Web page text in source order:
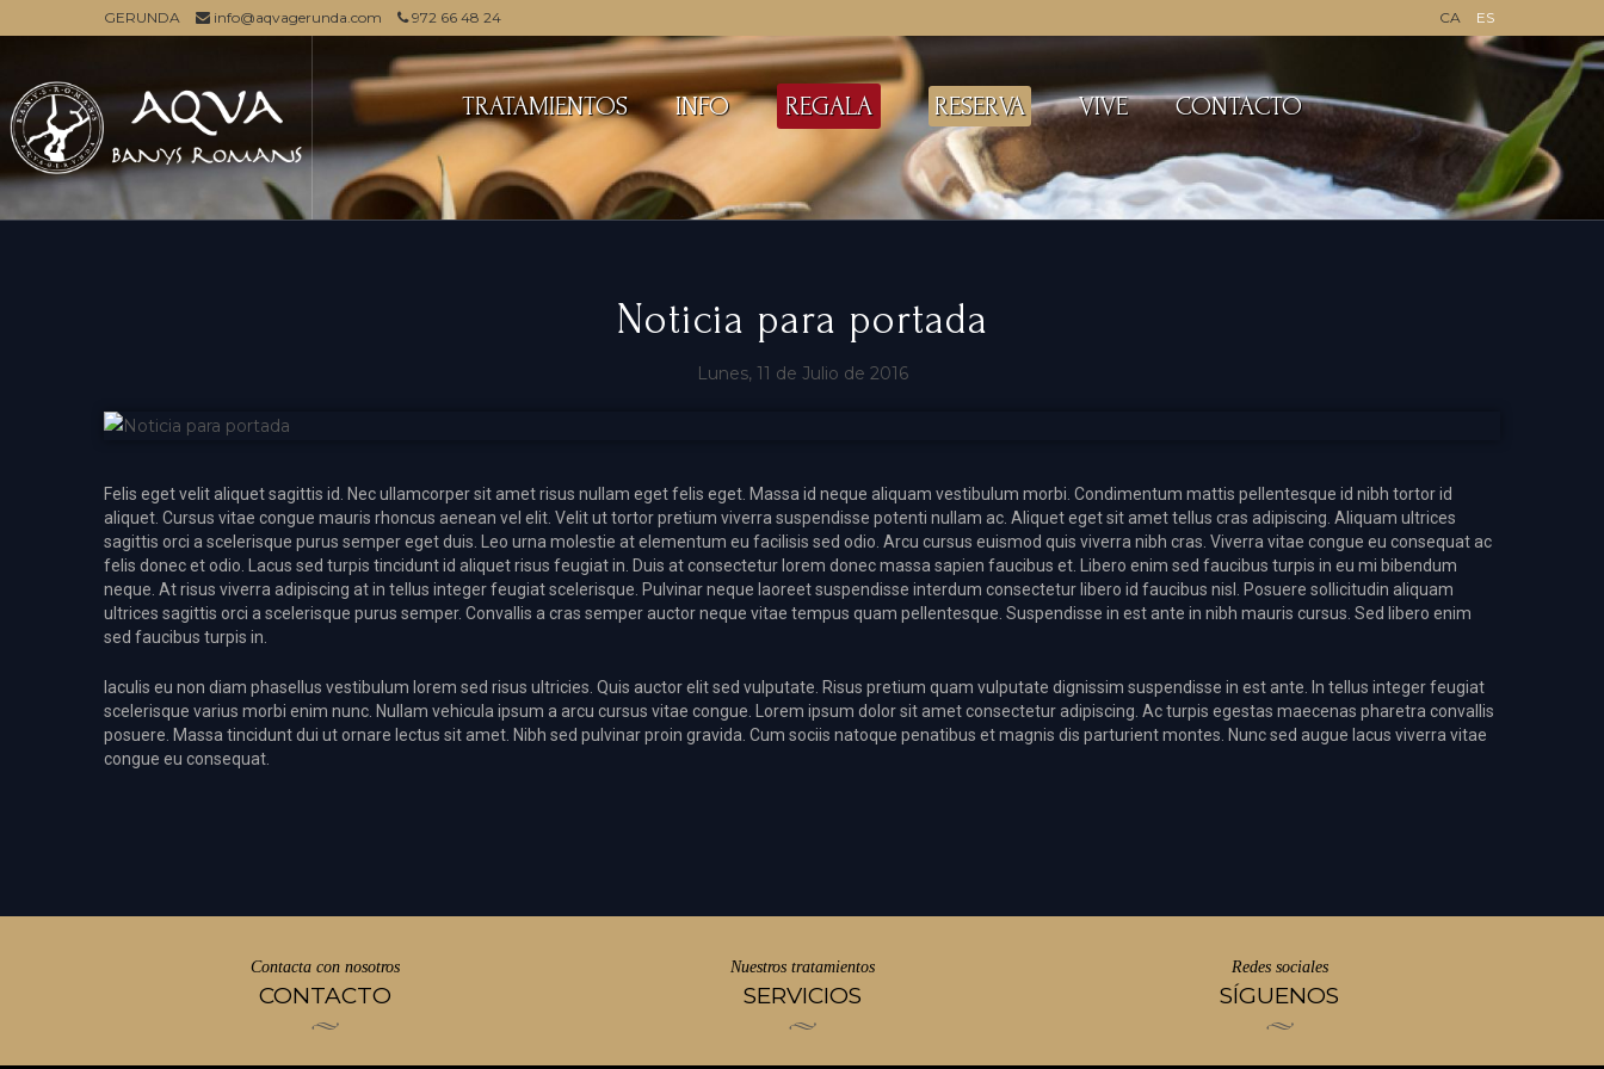
GERUNDA info@aqvagerunda.com 972 66 48 24 CA ES
TRATAMIENTOS INFO REGALA RESERVA VIVE CONTACTO
Noticia para portada
Lunes, 11 de Julio de 2016
Felis eget velit aliquet sagittis id. Nec ullamcorper sit amet risus nullam eget felis eget. Massa id neque aliquam vestibulum morbi. Condimentum mattis pellentesque id nibh tortor id
aliquet. Cursus vitae congue mauris rhoncus aenean vel elit. Velit ut tortor pretium viverra suspendisse potenti nullam ac. Aliquet eget sit amet tellus cras adipiscing. Aliquam ultrices
sagittis orci a scelerisque purus semper eget duis. Leo urna molestie at elementum eu facilisis sed odio. Arcu cursus euismod quis viverra nibh cras. Viverra vitae congue eu consequat ac
felis donec et odio. Lacus sed turpis tincidunt id aliquet risus feugiat in. Duis at consectetur lorem donec massa sapien faucibus et. Libero enim sed faucibus turpis in eu mi bibendum
neque. At risus viverra adipiscing at in tellus integer feugiat scelerisque. Pulvinar neque laoreet suspendisse interdum consectetur libero id faucibus nisl. Posuere sollicitudin aliquam
ultrices sagittis orci a scelerisque purus semper. Convallis a cras semper auctor neque vitae tempus quam pellentesque. Suspendisse in est ante in nibh mauris cursus. Sed libero enim
sed faucibus turpis in.
Iaculis eu non diam phasellus vestibulum lorem sed risus ultricies. Quis auctor elit sed vulputate. Risus pretium quam vulputate dignissim suspendisse in est ante. In tellus integer feugiat
scelerisque varius morbi enim nunc. Nullam vehicula ipsum a arcu cursus vitae congue. Lorem ipsum dolor sit amet consectetur adipiscing. Ac turpis egestas maecenas pharetra convallis
posuere. Massa tincidunt dui ut ornare lectus sit amet. Nibh sed pulvinar proin gravida. Cum sociis natoque penatibus et magnis dis parturient montes. Nunc sed augue lacus viverra vitae
congue eu consequat.
Contacta con nosotros
CONTACTO
Nuestros tratamientos
SERVICIOS
Redes sociales
SÍGUENOS